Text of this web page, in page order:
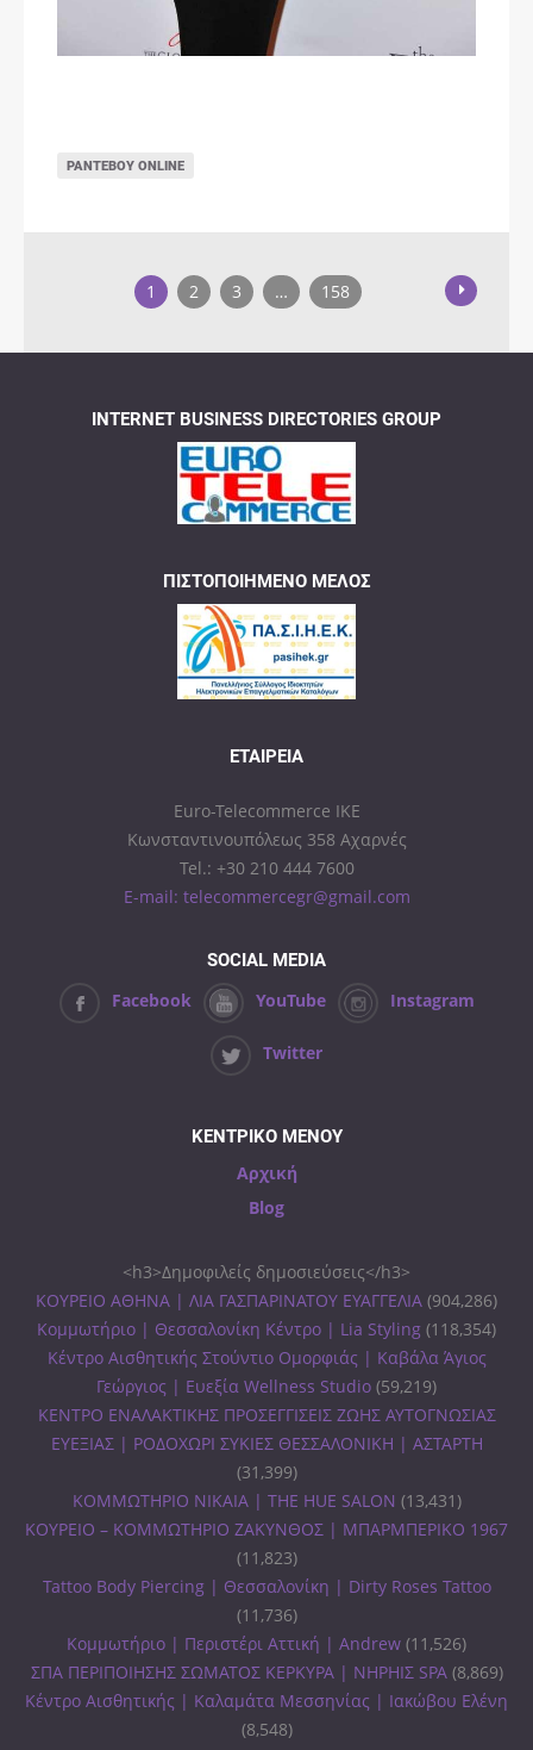
ΡΑΝΤΕΒΟΎ ONLINE
1 2 3 … 158
INTERNET BUSINESS DIRECTORIES GROUP
ΠΙΣΤΟΠΟΙΗΜΈΝΟ ΜΈΛΟΣ
ΕΤΑΙΡΕΊΑ
Euro-Telecommerce IKE
Κωνσταντινουπόλεως 358 Αχαρνές
Tel.: +30 210 444 7600
E-mail: telecommercegr@gmail.com
SOCIAL MEDIA
Facebook YouTube Instagram
Twitter
ΚΕΝΤΡΙΚΟ ΜΕΝΟΥ
Αρχική
Blog
<h3>Δημοφιλείς δημοσιεύσεις</h3>
ΚΟΥΡΕΙΟ ΑΘΗΝΑ | ΛΙΑ ΓΑΣΠΑΡΙΝΑΤΟΥ ΕΥΑΓΓΕΛΙΑ (904,286)
Κομμωτήριο | Θεσσαλονίκη Κέντρο | Lia Styling (118,354)
Κέντρο Αισθητικής Στούντιο Ομορφιάς | Καβάλα Άγιος
Γεώργιος | Ευεξία Wellness Studio (59,219)
ΚΕΝΤΡΟ ΕΝΑΛΑΚΤΙΚΗΣ ΠΡΟΣΕΓΓΙΣΕΙΣ ΖΩΗΣ ΑΥΤΟΓΝΩΣΙΑΣ
ΕΥΕΞΙΑΣ | ΡΟΔΟΧΩΡΙ ΣΥΚΙΕΣ ΘΕΣΣΑΛΟΝΙΚΗ | ΑΣΤΑΡΤΗ
(31,399)
ΚΟΜΜΩΤΗΡΙΟ ΝΙΚΑΙΑ | THE HUE SALON (13,431)
ΚΟΥΡΕΙΟ – ΚΟΜΜΩΤΗΡΙΟ ΖΑΚΥΝΘΟΣ | ΜΠΑΡΜΠΕΡΙΚΟ 1967
(11,823)
Tattoo Body Piercing | Θεσσαλονίκη | Dirty Roses Tattoo
(11,736)
Κομμωτήριο | Περιστέρι Αττική | Andrew (11,526)
ΣΠΑ ΠΕΡΙΠΟΙΗΣΗΣ ΣΩΜΑΤΟΣ ΚΕΡΚΥΡΑ | ΝΗΡΗΙΣ SPA (8,869)
Κέντρο Αισθητικής | Καλαμάτα Μεσσηνίας | Ιακώβου Ελένη
(8,548)